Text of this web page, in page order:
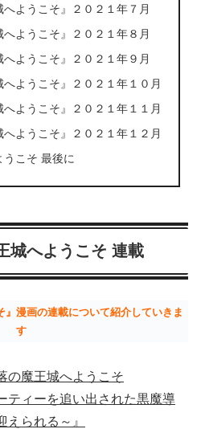
へようこそ』２０２１年７月
へようこそ』２０２１年８月
へようこそ』２０２１年９月
へようこそ』２０２１年１０月
へようこそ』２０２１年１１月
へようこそ』２０２１年１２月
うこそ 最後に
城へようこそ 連載
』漫画の連載について紹介していきま
す
の魔王城へようこそ
ティーを追い出された黒魔導
られる～』